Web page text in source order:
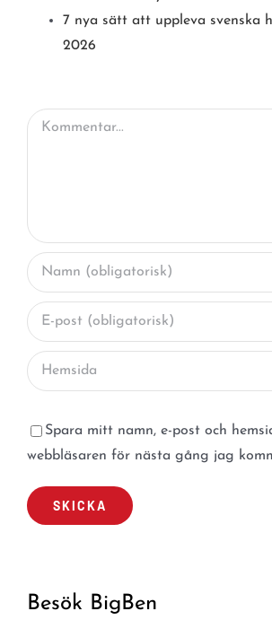
7 nya sätt att uppleva svenska
2026
Kommentar
Spara mitt namn, e-post och
webbläsaren för nästa gång jag
Besök BigBen